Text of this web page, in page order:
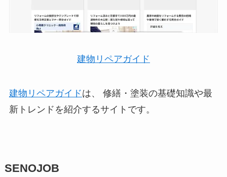
建物リペアガイド
建物リペアガイドは、 修繕・塗装の基礎知識や最
新トレンドを紹介するサイトです。
SENOJOB